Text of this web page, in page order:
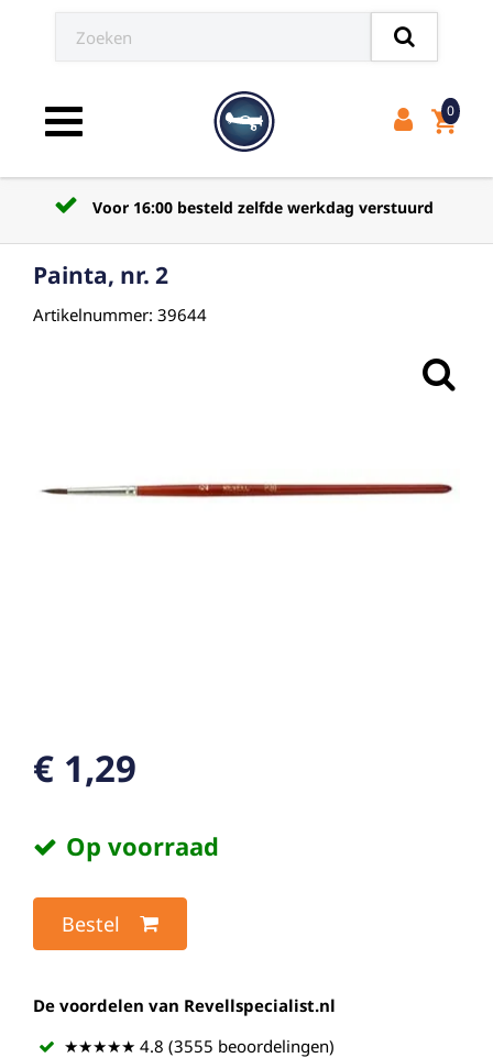
Toggle navigation shopping_cart
0
Voor 16:00 besteld zelfde werkdag verstuurd
Painta, nr. 2
Artikelnummer: 39644
€ 1,29
Op voorraad
Bestel
De voordelen van Revellspecialist.nl
★★★★★ 4.8 (3555 beoordelingen)